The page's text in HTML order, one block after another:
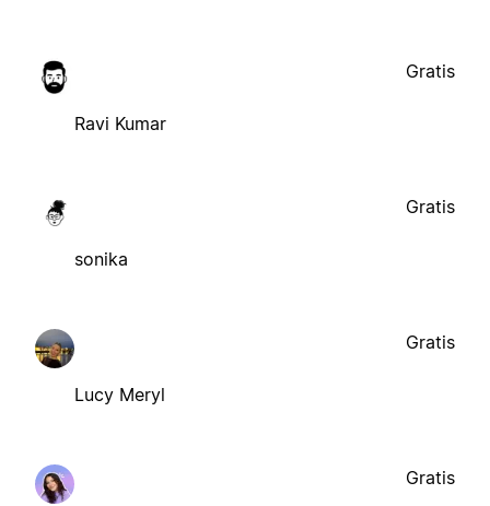
Ravi Kumar
Gratis
sonika
Gratis
Lucy Meryl
Gratis
Gratis